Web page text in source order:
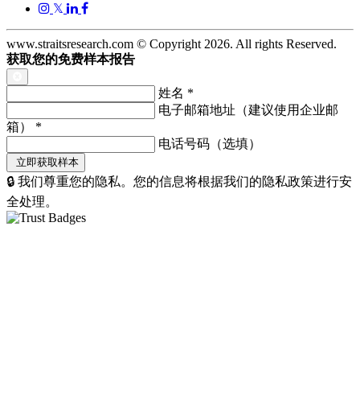
𝕏
www.straitsresearch.com © Copyright 2026. All rights Reserved.
获取您的免费样本报告
姓名 *
电子邮箱地址（建议使用企业邮
箱） *
电话号码（选填）
🔒 我们尊重您的隐私。您的信息将根据我们的隐私政策进行安
全处理。